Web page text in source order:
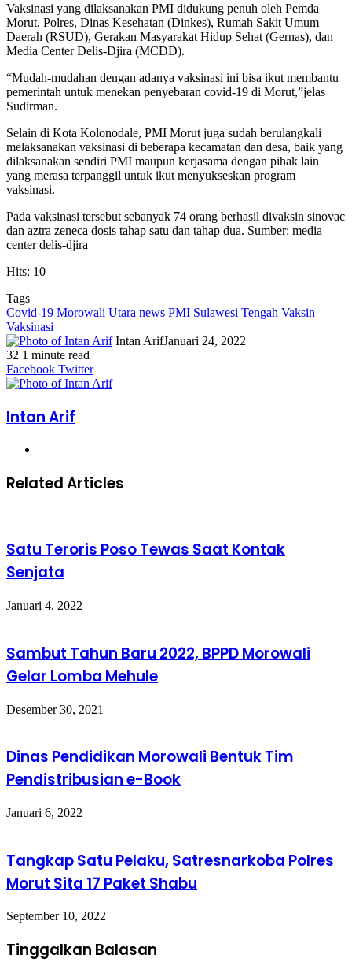
Vaksinasi yang dilaksanakan PMI didukung penuh oleh Pemda
Morut, Polres, Dinas Kesehatan (Dinkes), Rumah Sakit Umum
Daerah (RSUD), Gerakan Masyarakat Hidup Sehat (Gernas), dan
Media Center Delis-Djira (MCDD).
“Mudah-mudahan dengan adanya vaksinasi ini bisa ikut membantu
pemerintah untuk menekan penyebaran covid-19 di Morut,”jelas
Sudirman.
Selain di Kota Kolonodale, PMI Morut juga sudah berulangkali
melaksanakan vaksinasi di beberapa kecamatan dan desa, baik yang
dilaksanakan sendiri PMI maupun kerjasama dengan pihak lain
yang merasa terpanggil untuk ikut menyukseskan program
vaksinasi.
Pada vaksinasi tersebut sebanyak 74 orang berhasil divaksin sinovac
dan aztra zeneca dosis tahap satu dan tahap dua. Sumber: media
center delis-djira
Hits: 10
Tags
Covid-19 Morowali Utara news PMI Sulawesi Tengah Vaksin
Vaksinasi
Intan ArifJanuari 24, 2022
32 1 minute read
Facebook
Twitter
LinkedIn
WhatsApp
Share
via
Print
Facebook TwitterMessenger
Messenger
WhatsApp
Telegram
Share
via
Print
Intan Arif
Related Articles
Satu Teroris Poso Tewas Saat Kontak
Senjata
Januari 4, 2022
Sambut Tahun Baru 2022, BPPD Morowali
Gelar Lomba Mehule
Desember 30, 2021
Dinas Pendidikan Morowali Bentuk Tim
Pendistribusian e-Book
Januari 6, 2022
Tangkap Satu Pelaku, Satresnarkoba Polres
Morut Sita 17 Paket Shabu
September 10, 2022
Tinggalkan Balasan